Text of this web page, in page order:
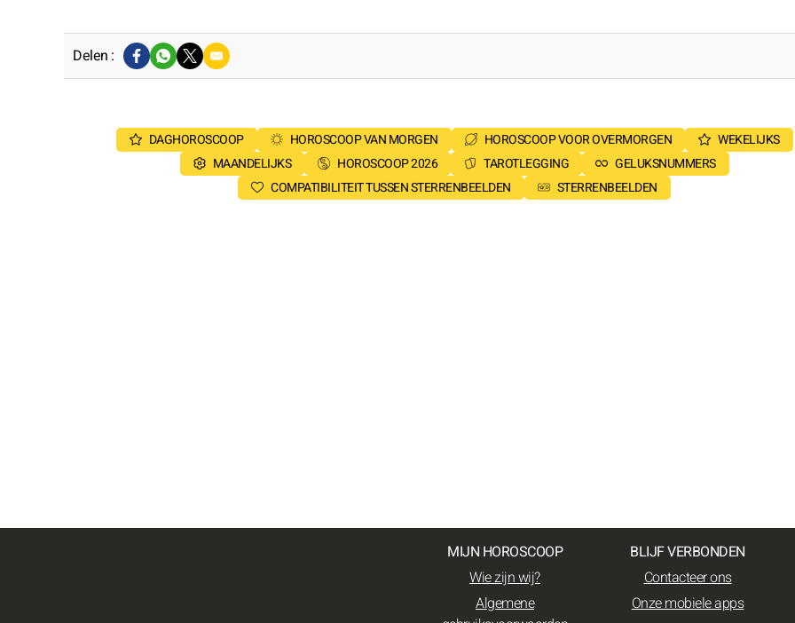
Delen :
DAGHOROSCOOP HOROSCOOP VAN MORGEN HOROSCOOP VOOR OVERMORGEN
WEKELIJKS
MAANDELIJKS
HOROSCOOP 2026 TAROTLEGGING
GELUKSNUMMERS
COMPATIBILITEIT TUSSEN STERRENBEELDEN
STERRENBEELDEN
MIJN HOROSCOOP
Wie zijn wij?
Algemene
BLIJF VERBONDEN
Contacteer ons
Onze mobiele apps